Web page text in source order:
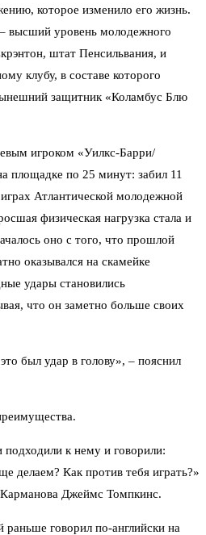
которое изменило его жизнь.
высший уровень молодежного
штат Пенсильвания, и
клубу, в составе которого
защитник «Коламбус Блю
игроком «Уилкс-Барри/
площадке по 25 минут: забил 11
Атлантической молодежной
физическая нагрузка стала и
оно с того, что прошлой
оказывался на скамейке
удары становились
что он заметно больше своих
был удар в голову», – пояснил
к нему и говорили:
делаем? Как против тебя играть?»
Карманова Джеймс Томпкинс.
говорил по-английски на